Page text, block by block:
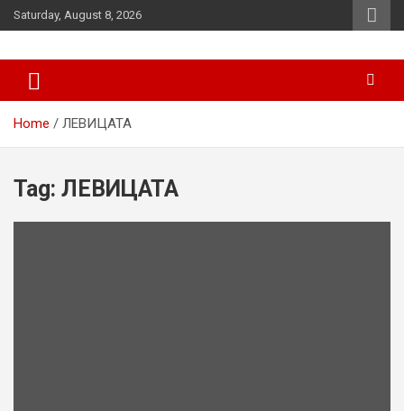
Skip
to
Saturday, August 8, 2026
d7-news.com
Home ЛЕВИЦАТА
Tag: ЛЕВИЦАТА